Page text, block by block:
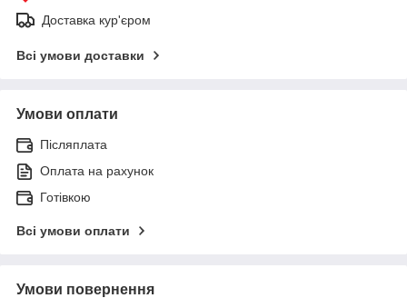
Доставка кур'єром
Всі умови доставки
Умови оплати
Післяплата
Оплата на рахунок
Готівкою
Всі умови оплати
Умови повернення